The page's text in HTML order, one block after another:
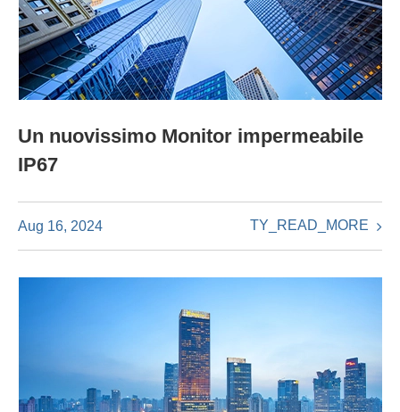
Un nuovissimo Monitor impermeabile
IP67
Aug 16, 2024 TY_READ_MORE